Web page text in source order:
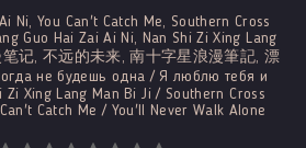
Ni, You Can't Catch Me, Southern Cross
Guo Hai Zai Ai Ni, Nan Shi Zi Xing Lang
笔记, 不远的未来, 南十字星浪漫筆記, 漂
не будешь одна / Я люблю тебя и
Zi Xing Lang Man Bi Ji / Southern Cross
Catch Me / You'll Never Walk Alone